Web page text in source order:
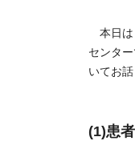
本日は
センタ
いてお話
(1)患